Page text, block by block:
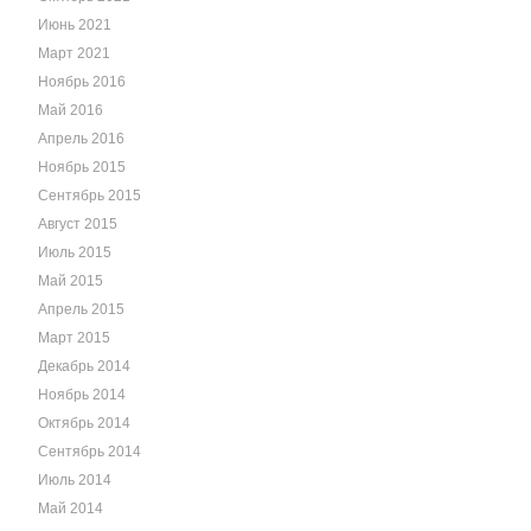
Июнь 2021
Март 2021
Ноябрь 2016
Май 2016
Апрель 2016
Ноябрь 2015
Сентябрь 2015
Август 2015
Июль 2015
Май 2015
Апрель 2015
Март 2015
Декабрь 2014
Ноябрь 2014
Октябрь 2014
Сентябрь 2014
Июль 2014
Май 2014